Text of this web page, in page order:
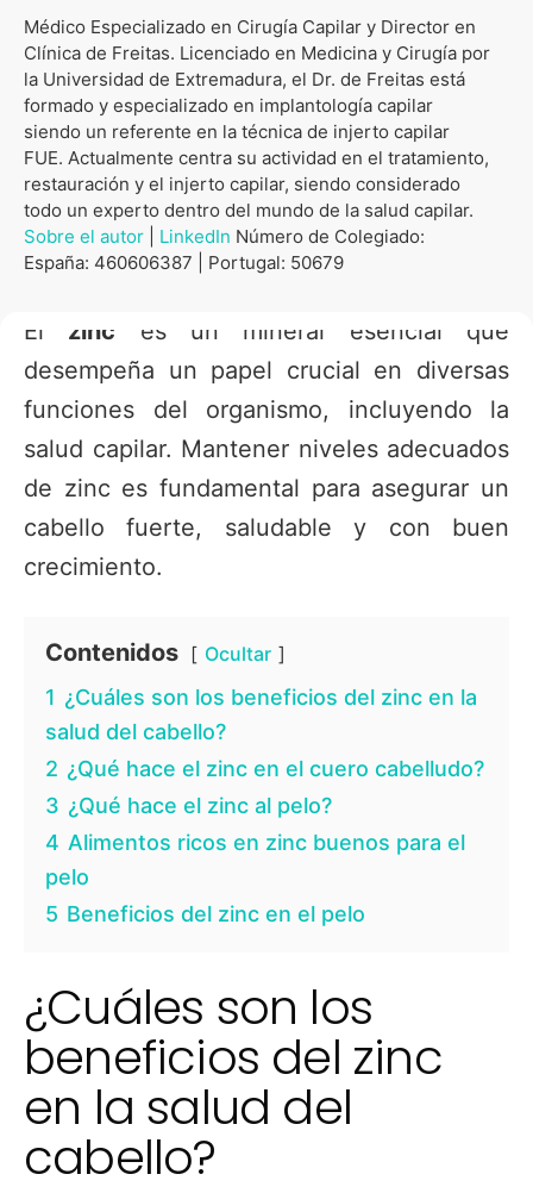
Médico Especializado en Cirugía Capilar y Director en
Clínica de Freitas. Licenciado en Medicina y Cirugía por
la Universidad de Extremadura, el Dr. de Freitas está
formado y especializado en implantología capilar
siendo un referente en la técnica de injerto capilar
FUE. Actualmente centra su actividad en el tratamiento,
restauración y el injerto capilar, siendo considerado
todo un experto dentro del mundo de la salud capilar.
Sobre el autor
LinkedIn Número de Colegiado:
España: 460606387 | Portugal: 50679
El zinc es un mineral esencial que
desempeña un papel crucial en diversas
funciones del organismo, incluyendo la
salud capilar. Mantener niveles adecuados
de zinc es fundamental para asegurar un
cabello fuerte, saludable y con buen
crecimiento.
Contenidos Ocultar
1 ¿Cuáles son los beneficios del zinc en la
salud del cabello?
2 ¿Qué hace el zinc en el cuero cabelludo?
3 ¿Qué hace el zinc al pelo?
4 Alimentos ricos en zinc buenos para el
pelo
5 Beneficios del zinc en el pelo
¿Cuáles son los
beneficios del zinc
en la salud del
cabello?